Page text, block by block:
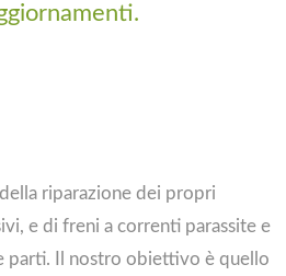
riparazione dei propri
e di freni a correnti parassite e
parti. Il nostro obiettivo è quello